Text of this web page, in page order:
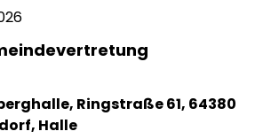
Ringstraße 61, 64380
Halle